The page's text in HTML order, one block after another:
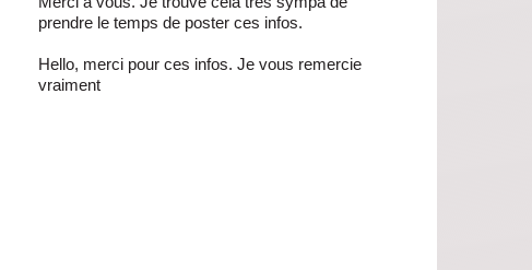
prendre le temps de poster ces infos.
Hello, merci pour ces infos. Je vous remercie
vraiment